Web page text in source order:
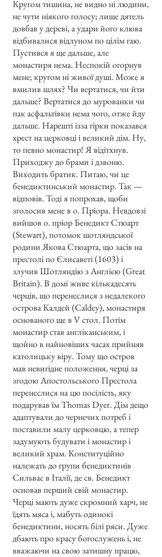
Кругом тишина, не видно ні людини,
не чути ніякого голосу; лише дятель
довбав у дереві, а удари його клюва
відбивалися відлуном по цілім гаю.
Пустився я ще дальше, але
монастиря нема. Неспокій огорнув
мене; кругом ні живої душі. Може я
вмилив шлях? Чи вертатися, чи йти
дальше? Вертатися до мурованки чи
пак асфальтівки нема чого, отже йду
дальше. Нарешті ізза гірки показався
хрест на церковці і великий дім. Ну,
то певно монастир! Я відітхнув.
Приходжу до брами і дзвоню.
Виходить братик. Питаю, чи це
бенедиктинський монастир. Так —
відповів. Тоді я попрохав, щоби
зголосив мене в о. Пріора. Невдовзі
вийшов о. пріор Бенедикт Стюарт
(Stewart), потомок шотляндської
родини Якова Стюарта, що засів на
престолі по Єлисаветі (1603) і
злучив Шотляндію з Англією (Great
Britain). В домі живе кількадесять
черців, що перенеслися з недалекого
острова Калдей (Caldey), монастиря
основаного ще в V стол. Потім
монастир став англіканським, і
щойно в найновіших часах прийняв
католицьку віру. Тому що остров
мав невигідне положення, черці за
згодою Апостольського Престола
перенеслися на цю посілість, яку
подарував їм Thomas Dyer. Дім дещо
адаптували до чернечих потреб і
поставили малу церковцю, а тепер
задумують будувати і монастир і
великий храм. Конституційно
належать до групи бенедиктинів
Сильвас в Італії, де св. Бенедикт
основав перший свій монастир.
Черці мають дуже скромний харч, не
їдять мяса і, мабуть одинокі
бенедиктини, носять білі ряси. Дуже
дбають про красу богослужень і, не
вважаючи на свою затишну працю,